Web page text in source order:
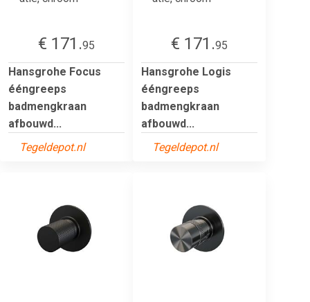
€ 171.95
Hansgrohe Focus
ééngreeps
badmengkraan
afbouwd...
Tegeldepot.nl
€ 171.95
Hansgrohe Logis
ééngreeps
badmengkraan
afbouwd...
Tegeldepot.nl